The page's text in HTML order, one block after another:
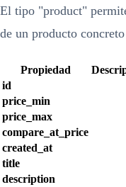
El tipo "product"
de un producto
Propiedad
id
price_min
price_max
compare_at_price
created_at
title
description